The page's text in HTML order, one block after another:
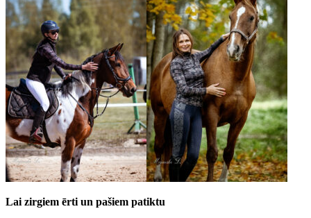
Lai zirgiem ērti un pašiem patiktu